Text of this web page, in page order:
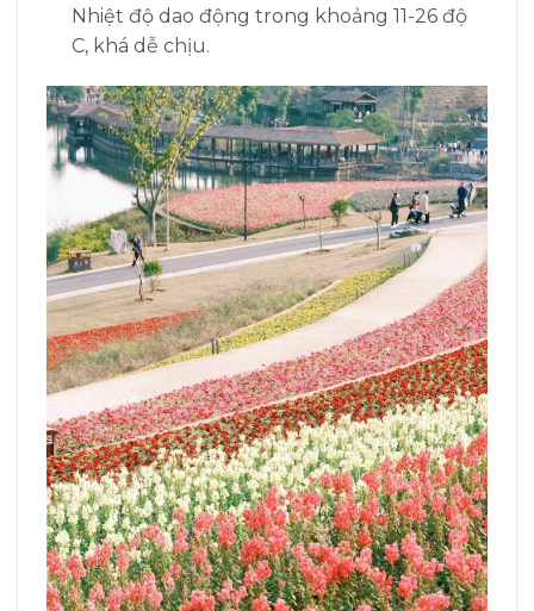
Nhiệt độ dao động trong khoảng 11-26 độ
C, khá dễ chịu.